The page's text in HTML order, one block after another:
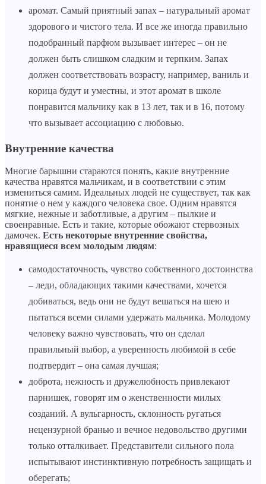
аромат. Самый приятный запах – натуральный аромат
здорового и чистого тела. И все же иногда правильно
подобранный парфюм вызывает интерес – он не
должен быть слишком сладким и терпким. Запах
должен соответствовать возрасту, например, ваниль и
корица будут и уместны, и этот аромат в школе
понравится мальчику как в 13 лет, так и в 16, потому
что вызывает ассоциацию с любовью.
Внутренние качества
Многие барышни стараются понять, какие внутренние
качества нравятся мальчикам, и в соответствии с этим
измениться самим. Идеальных людей не существует, так как
понятие о нем у каждого человека свое. Одним нравятся
мягкие, нежные и заботливые, а другим – пылкие и
своенравные. Есть и такие, которые обожают стервозных
дамочек. Есть некоторые внутренние свойства,
нравящиеся всем молодым людям:
самодостаточность, чувство собственного достоинства
– леди, обладающих такими качествами, хочется
добиваться, ведь они не будут вешаться на шею и
пытаться всеми силами удержать мальчика. Молодому
человеку важно чувствовать, что он сделал
правильный выбор, а уверенность любимой в себе
подтвердит – она самая лучшая;
доброта, нежность и дружелюбность привлекают
парнишек, говорят им о женственности милых
созданий. А вульгарность, склонность ругаться
нецензурной бранью и вечное недовольство другими
только отталкивает. Представители сильного пола
испытывают инстинктивную потребность защищать и
оберегать;